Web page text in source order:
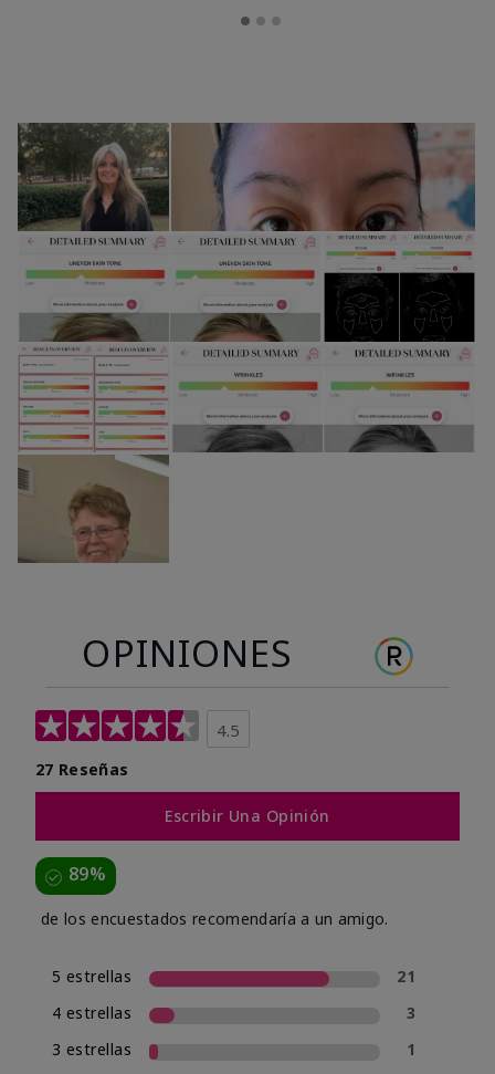
OPINIONES
4.5
27 Reseñas
Escribir Una Opinión
89%
de los encuestados recomendaría a un amigo.
5 estrellas
21
4 estrellas
3
3 estrellas
1